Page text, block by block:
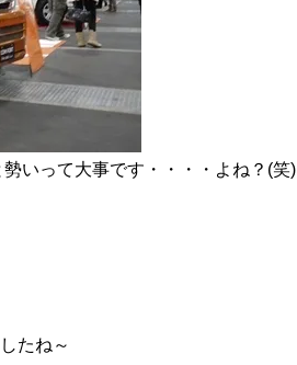
いって大事です・・・・よね？(笑)
たね～